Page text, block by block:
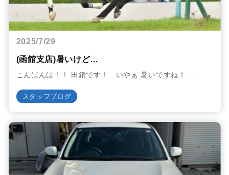
2025/7/29
(函館支店)暑いけど…
こんばんは！！ 田鎖です！ いやぁ 暑いですね！……
スタッフブログ